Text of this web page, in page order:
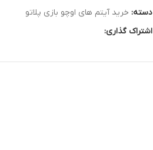
دسته: خرید آیتم های اوچو بازی پلاتو
اشتراک گذاری: